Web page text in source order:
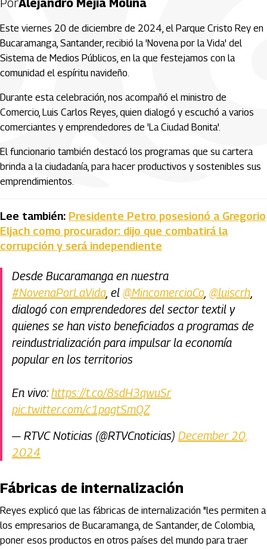
PorAlejandro Mejía Molina
Este viernes 20 de diciembre de 2024, el Parque Cristo Rey en
Bucaramanga, Santander, recibió la 'Novena por la Vida' del
Sistema de Medios Públicos, en la que festejamos con la
comunidad el espíritu navideño.
Durante esta celebración, nos acompañó el ministro de
Comercio, Luis Carlos Reyes, quien dialogó y escuchó a varios
comerciantes y emprendedores de 'La Ciudad Bonita'.
El funcionario también destacó los programas que su cartera
brinda a la ciudadanía, para hacer productivos y sostenibles sus
emprendimientos.
Lee también: Presidente Petro posesionó a Gregorio
Eljach como procurador: dijo que combatirá la
corrupción y será independiente
Desde Bucaramanga en nuestra
#NovenaPorLaVida, el @MincomercioCo, @luiscrh,
dialogó con emprendedores del sector textil y
quienes se han visto beneficiados a programas de
reindustrialización para impulsar la economía
popular en los territorios
En vivo:https://t.co/8sdH3qwuSr
pic.twitter.com/c1pagtSmQZ
— RTVC Noticias (@RTVCnoticias) December 20,
2024
Fábricas de internalización
Reyes explicó que las fábricas de internalización "les permiten a
los empresarios de Bucaramanga, de Santander, de Colombia,
poner esos productos en otros países del mundo para traer